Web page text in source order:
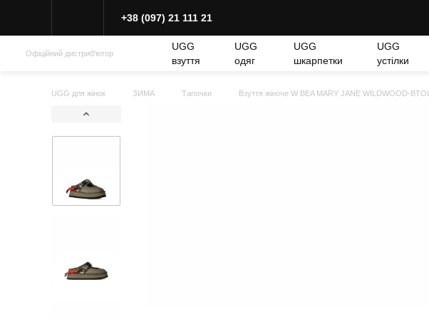
+38 (097) 21 111 21
Офіційний дистриб'ютор
UGG
взуття
UGG
одяг
UGG
шкарпетки
UGG
устілки
UGG для жінок ЗИМА Тапочки Взуття жіноче W BEA MARY JANE WILDWOOD-BTOL